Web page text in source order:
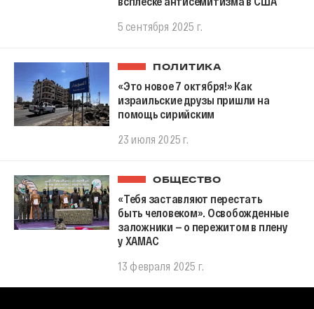
5 сентября 2025 г.
ПОЛИТИКА
«Это новое 7 октября!» Как
израильские друзы пришли на
помощь сирийским
23 июля 2025 г.
ОБЩЕСТВО
«Тебя заставляют перестать
быть человеком». Освобожденные
заложники — о пережитом в плену
у ХАМАС
13 февраля 2025 г.